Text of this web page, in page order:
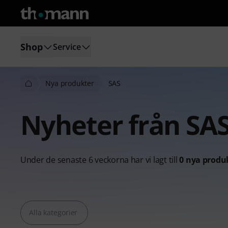
Shop Service
Nya produkter SAS
Nyheter från
Under de senaste 6 veckorna har vi lagt till0 nya
Alla kategorier